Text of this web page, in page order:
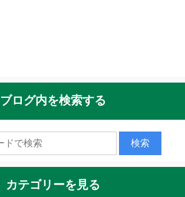
ブログ内を検索する
カテゴリーを見る